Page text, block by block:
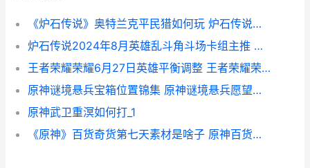
《炉石传说》奥特兰克平民猎如何玩 炉石传说奥义是什么
炉石传说2024年8月英雄乱斗角斗场卡组主推 炉石传说2024年拓展包
王者荣耀荣耀6月27日英雄平衡调整 王者荣耀荣耀61星
原神谜境悬兵宝箱位置锦集 原神谜境悬兵愿望任务
原神武卫重溟如何打_1
《原神》百货奇货第七天素材是啥子 原神百货奇货每日刷新时间